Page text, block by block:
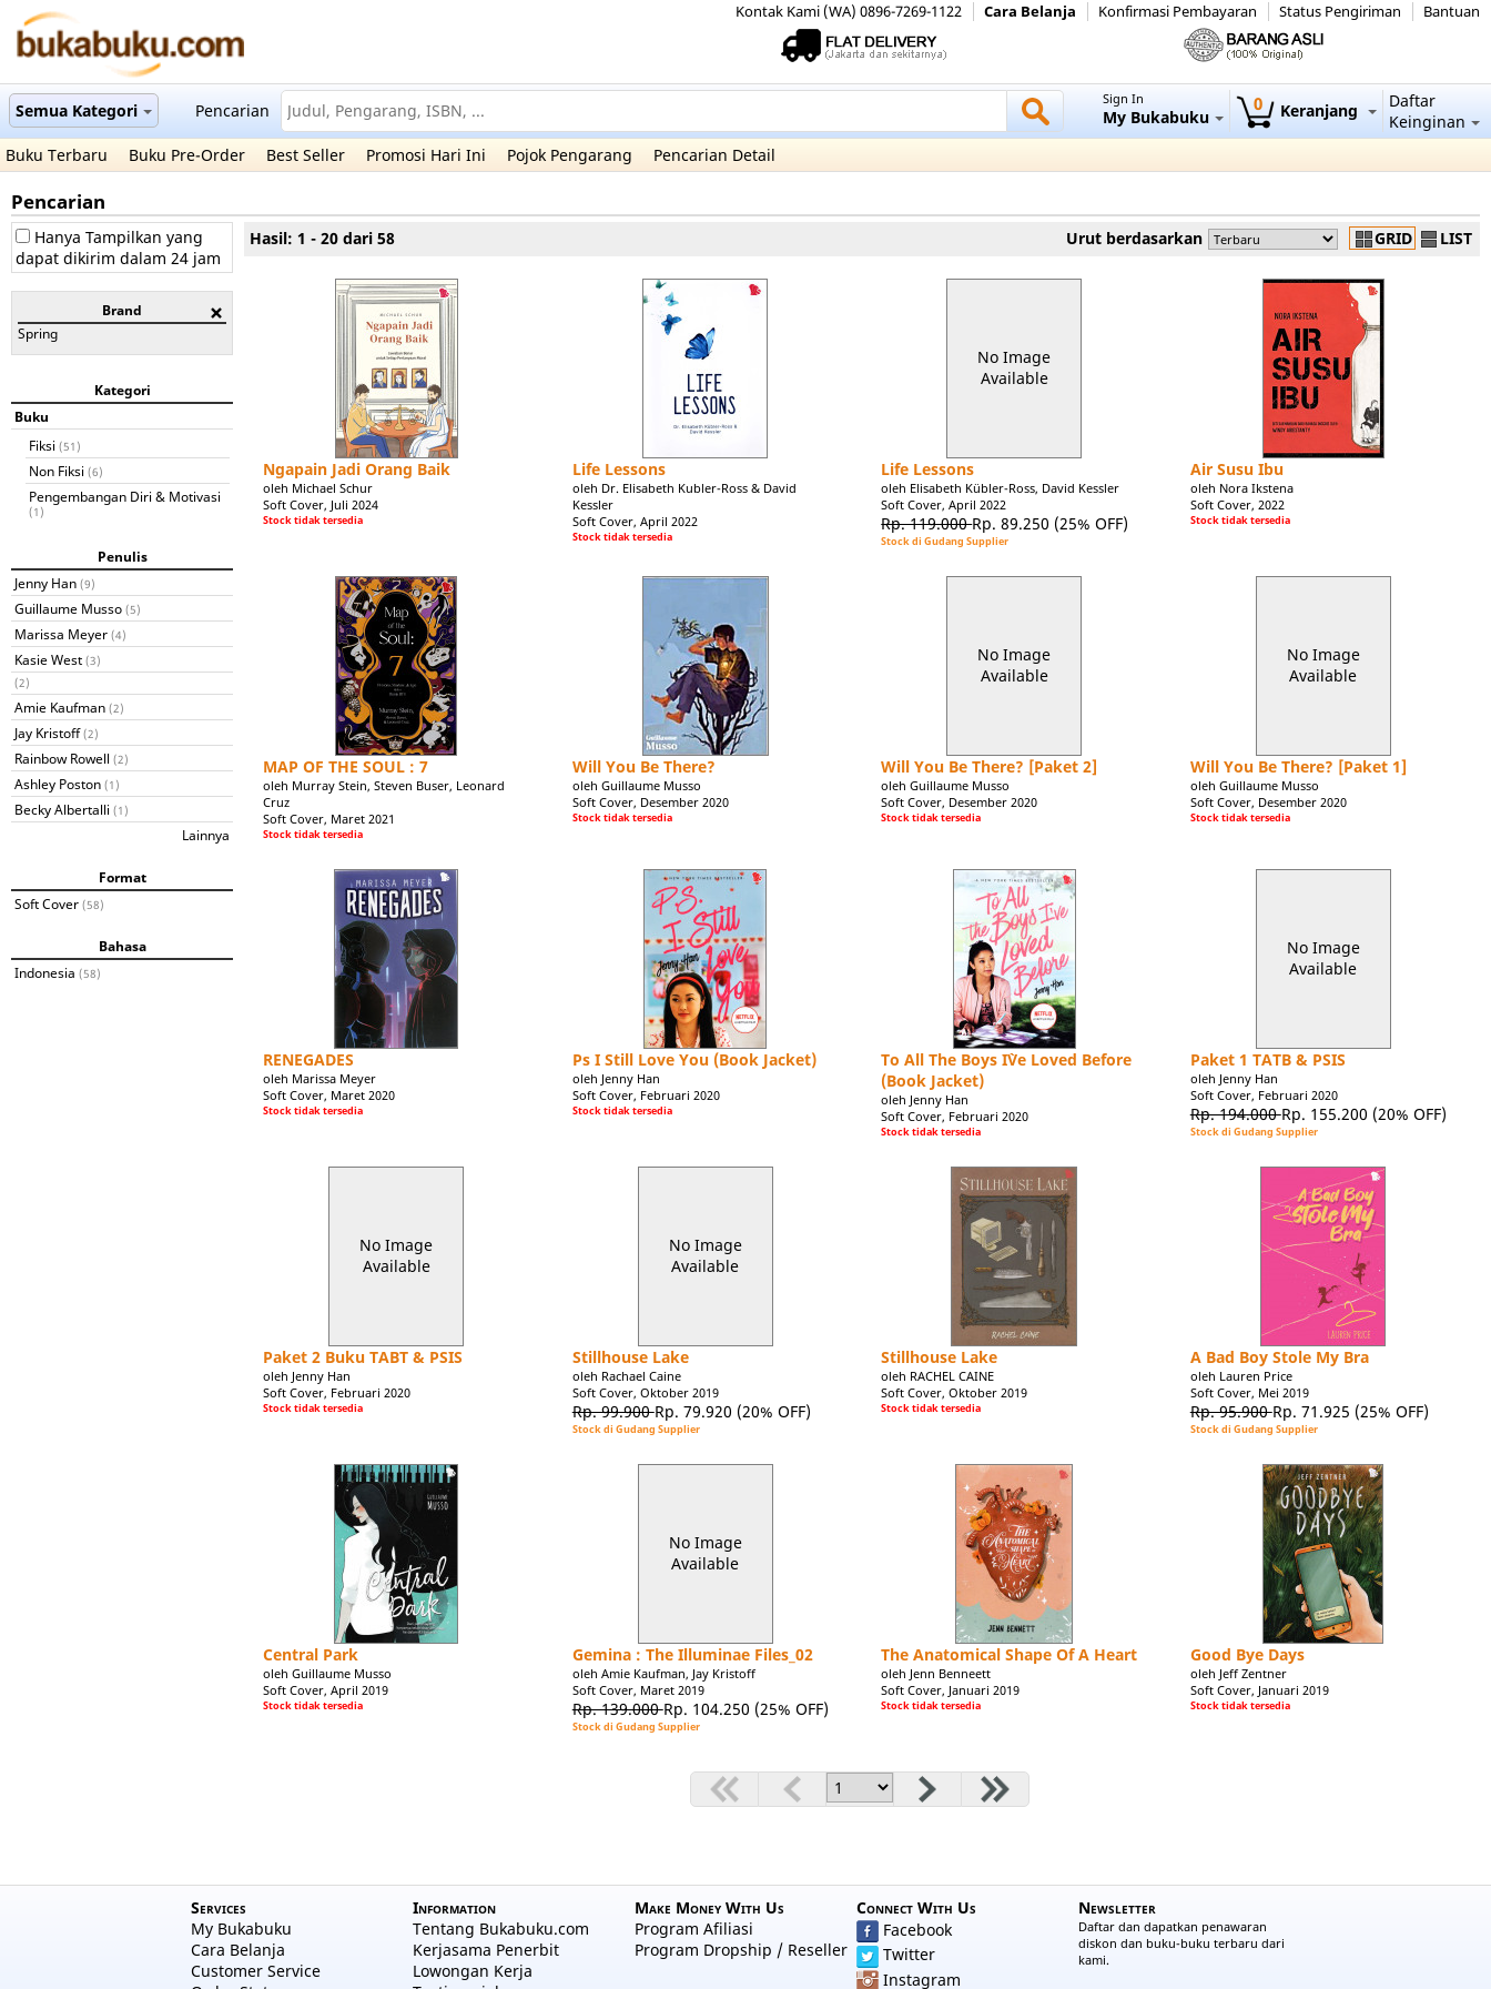
Kontak Kami (WA) 0896-7269-1122 Cara Belanja Konfirmasi Pembayaran Status Pengiriman Bantuan
Semua Kategori
Daftar
Keinginan
Pencarian 0 Keranjang
Sign In
My Bukabuku
Buku Terbaru
Buku Pre-Order Best Seller Promosi Hari Ini Pojok Pengarang Pencarian Detail
Pencarian
Hanya Tampilkan yang
dapat dikirim dalam 24 jam
Brand
Spring
Kategori
Buku
Fiksi (51)
Non Fiksi (6)
Pengembangan Diri & Motivasi
(1)
Penulis
Jenny Han (9)
Guillaume Musso (5)
Marissa Meyer (4)
Kasie West (3)
(2)
Amie Kaufman (2)
Jay Kristoff (2)
Rainbow Rowell (2)
Ashley Poston (1)
Becky Albertalli (1)
Lainnya
Format
Soft Cover (58)
Bahasa
Indonesia (58)
Hasil: 1 - 20 dari 58 GRID LIST
Urut berdasarkan
Ngapain Jadi Orang Baik
oleh Michael Schur
Soft Cover, Juli 2024
Stock tidak tersedia
Life Lessons
oleh Dr. Elisabeth Kubler-Ross & David
Kessler
Soft Cover, April 2022
Stock tidak tersedia
No Image
Available
Life Lessons
oleh Elisabeth Kübler-Ross, David Kessler
Soft Cover, April 2022
Rp. 119.000Rp. 89.250 (25% OFF)
Stock di Gudang Supplier
Air Susu Ibu
oleh Nora Ikstena
Soft Cover, 2022
Stock tidak tersedia
MAP OF THE SOUL : 7
oleh Murray Stein, Steven Buser, Leonard
Cruz
Soft Cover, Maret 2021
Stock tidak tersedia
Will You Be There?
oleh Guillaume Musso
Soft Cover, Desember 2020
Stock tidak tersedia
No Image
Available
Will You Be There? [Paket 2]
oleh Guillaume Musso
Soft Cover, Desember 2020
Stock tidak tersedia
No Image
Available
Will You Be There? [Paket 1]
oleh Guillaume Musso
Soft Cover, Desember 2020
Stock tidak tersedia
RENEGADES
oleh Marissa Meyer
Soft Cover, Maret 2020
Stock tidak tersedia
Ps I Still Love You (Book Jacket)
oleh Jenny Han
Soft Cover, Februari 2020
Stock tidak tersedia
To All The Boys I`Ve Loved Before
(Book Jacket)
oleh Jenny Han
Soft Cover, Februari 2020
Stock tidak tersedia
No Image
Available
Paket 1 TATB & PSIS
oleh Jenny Han
Soft Cover, Februari 2020
Rp. 194.000Rp. 155.200 (20% OFF)
Stock di Gudang Supplier
No Image
Available
Paket 2 Buku TABT & PSIS
oleh Jenny Han
Soft Cover, Februari 2020
Stock tidak tersedia
No Image
Available
Stillhouse Lake
oleh Rachael Caine
Soft Cover, Oktober 2019
Rp. 99.900Rp. 79.920 (20% OFF)
Stock di Gudang Supplier
Stillhouse Lake
oleh RACHEL CAINE
Soft Cover, Oktober 2019
Stock tidak tersedia
A Bad Boy Stole My Bra
oleh Lauren Price
Soft Cover, Mei 2019
Rp. 95.900Rp. 71.925 (25% OFF)
Stock di Gudang Supplier
Central Park
oleh Guillaume Musso
Soft Cover, April 2019
Stock tidak tersedia
No Image
Available
Gemina : The Illuminae Files_02
oleh Amie Kaufman, Jay Kristoff
Soft Cover, Maret 2019
Rp. 139.000Rp. 104.250 (25% OFF)
Stock di Gudang Supplier
The Anatomical Shape Of A Heart
oleh Jenn Benneett
Soft Cover, Januari 2019
Stock tidak tersedia
Good Bye Days
oleh Jeff Zentner
Soft Cover, Januari 2019
Stock tidak tersedia
Services
My Bukabuku
Cara Belanja
Customer Service
Information
Tentang Bukabuku.com
Kerjasama Penerbit
Lowongan Kerja
Make Money With Us
Program Afiliasi
Program Dropship / Reseller
Connect With Us
Facebook
Twitter
Instagram
Newsletter
Daftar dan dapatkan penawaran
diskon dan buku-buku terbaru dari
kami.